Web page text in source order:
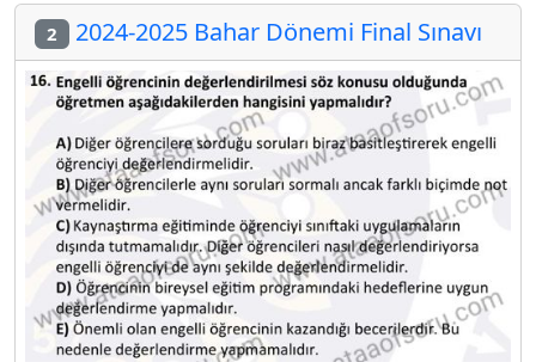
2 2024-2025 Bahar Dönemi Final Sınavı